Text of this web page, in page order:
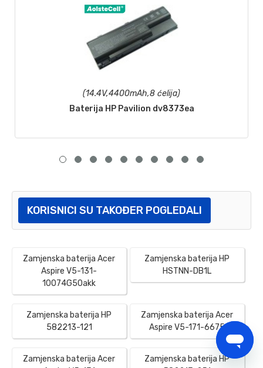
(14.4V,4400mAh,8 ćelija)
Baterija HP Pavilion dv8373ea
KORISNICI SU TAKOĐER POGLEDALI
Zamjenska baterija Acer
Aspire V5-131-
10074G50akk
Zamjenska baterija HP
HSTNN-DB1L
Zamjenska baterija HP
582213-121
Zamjenska baterija Acer
Aspire V5-171-6675
Zamjenska baterija Acer
Zamjenska baterija HP